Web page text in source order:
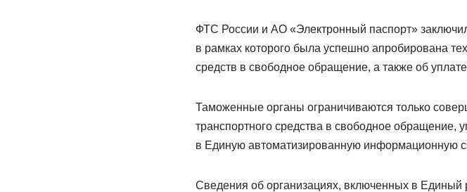
ФТС России и АО «Электронный паспорт»
в рамках которого была успешно апробирована
средств в свободное обращение, а также об
Таможенные органы ограничиваются только
транспортного средства в свободное обращение,
в Единую автоматизированную информационную
Сведения об организациях, включенных в